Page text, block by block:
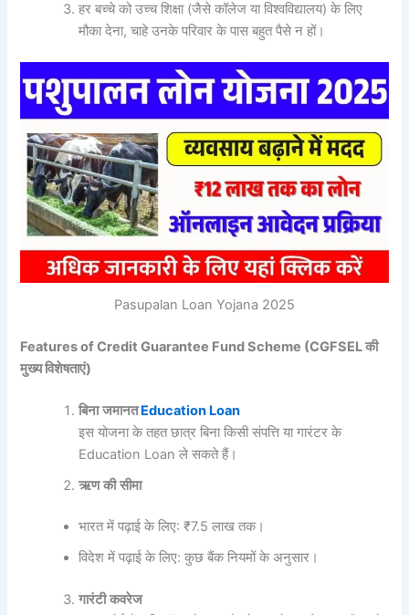
हर बच्चे को उच्च शिक्षा (जैसे कॉलेज या विश्वविद्यालय) के लिए
मौका देना, चाहे उनके परिवार के पास बहुत पैसे न हों।
Pasupalan Loan Yojana 2025
Features of Credit Guarantee Fund Scheme (CGFSEL की
मुख्य विशेषताएं)
बिना जमानतEducation Loan
इस योजना के तहत छात्र बिना किसी संपत्ति या गारंटर के
Education Loan ले सकते हैं।
ऋण की सीमा
भारत में पढ़ाई के लिए: ₹7.5 लाख तक।
विदेश में पढ़ाई के लिए: कुछ बैंक नियमों के अनुसार।
गारंटी कवरेज